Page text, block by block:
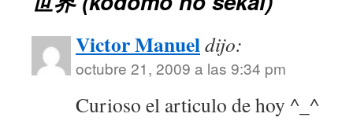
Victor Manueldijo:
octubre 21, 2009 a las 9:34 pm
Curioso el articulo de hoy ^_^